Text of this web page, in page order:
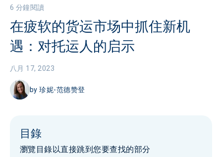
6 分鐘閱讀
在疲软的货运市场中抓住新机
遇：对托运人的启示
八月 17, 2023
by珍妮-范德赞登
目錄
瀏覽目錄以直接跳到您要查找的部分